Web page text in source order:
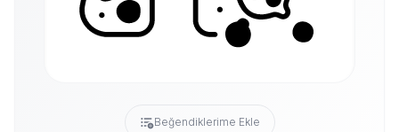
Beğendiklerime Ekle